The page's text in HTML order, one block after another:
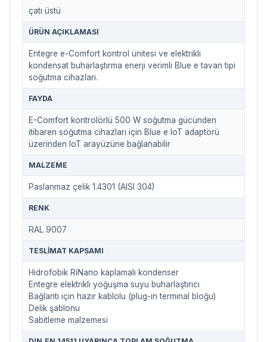
çatı üstü
ÜRÜN AÇIKLAMASI
Entegre e-Comfort kontrol ünitesi ve elektrikli
kondensat buharlaştırma enerji verimli Blue e tavan tipi
soğutma cihazları.
FAYDA
E-Comfort kontrolörlü 500 W soğutma gücünden
itibaren soğutma cihazları için Blue e IoT adaptörü
üzerinden IoT arayüzüne bağlanabilir
MALZEME
Paslanmaz çelik 1.4301 (AISI 304)
RENK
RAL 9007
TESLIMAT KAPSAMI
Hidrofobik RiNano kaplamalı kondenser
Entegre elektrikli yoğuşma suyu buharlaştırıcı
Bağlantı için hazır kablolu (plug-in terminal bloğu)
Delik şablonu
Sabitleme malzemesi